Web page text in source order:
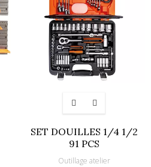
SET DOUILLES 1/4 1/2
91 PCS
Outillage atelier